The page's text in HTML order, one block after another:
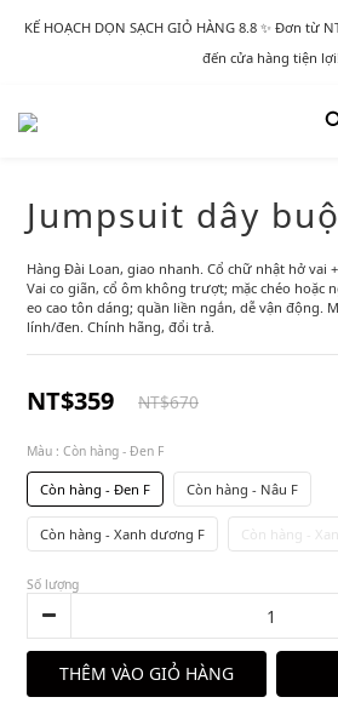
KẾ HOẠCH DỌN SẠCH GIỎ HÀNG 8.8 ✨ Đơn từ
đến cửa hàng tiện lợi!
Jumpsuit dây
Hàng Đài Loan, giao nhanh. Cổ chữ nhật hở vai
Vai co giãn, cổ ôm không trượt; mặc chéo hoặc
eo cao tôn dáng; quần liền ngắn, dễ vận động.
lính/đen. Chính hãng, đổi trả.
NT$359 NT$670
Màu : Còn hàng - Đen F
Còn hàng - Đen F Còn hàng - Nâu F
Còn hàng - Xanh dương F Còn hàng -
Số lượng
THÊM VÀO GIỎ HÀNG